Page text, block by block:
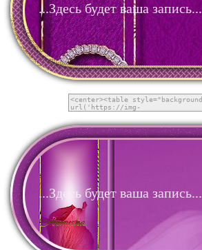
...Здесь будет ваша запись...
...Здесь будет ваша запись...